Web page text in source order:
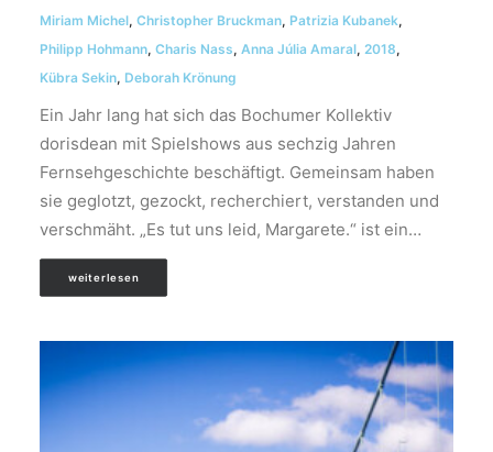
Miriam Michel, Christopher Bruckman, Patrizia Kubanek,
Philipp Hohmann, Charis Nass, Anna Júlia Amaral, 2018,
Kübra Sekin, Deborah Krönung
Ein Jahr lang hat sich das Bochumer Kollektiv
dorisdean mit Spielshows aus sechzig Jahren
Fernsehgeschichte beschäftigt. Gemeinsam haben
sie geglotzt, gezockt, recherchiert, verstanden und
verschmäht. „Es tut uns leid, Margarete.“ ist ein…
weiterlesen